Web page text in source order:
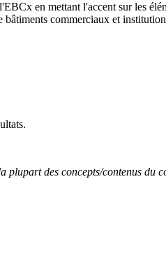
en mettant l'accent sur les
commerciaux et
plupart des concepts/contenus du